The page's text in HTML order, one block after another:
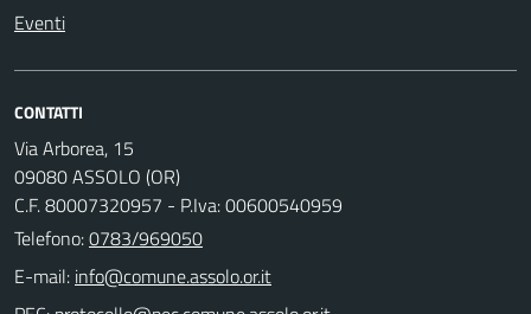
Eventi
CONTATTI
Via Arborea, 15
09080 ASSOLO (OR)
C.F. 80007320957 - P.Iva: 00600540959
Telefono:0783/969050
E-mail: